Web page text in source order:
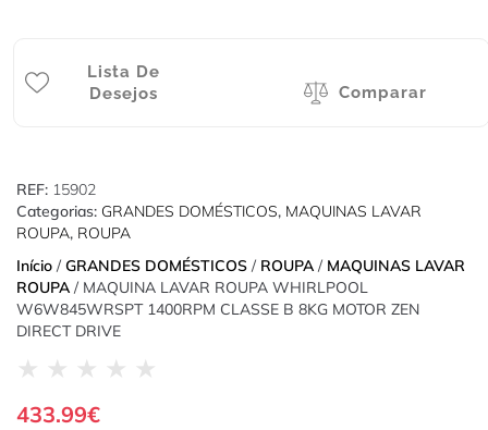
Lista De
Desejos
Comparar
REF: 15902
Categorias: GRANDES DOMÉSTICOS, MAQUINAS LAVAR
ROUPA, ROUPA
Início / GRANDES DOMÉSTICOS / ROUPA / MAQUINAS LAVAR
ROUPA / MAQUINA LAVAR ROUPA WHIRLPOOL
W6W845WRSPT 1400RPM CLASSE B 8KG MOTOR ZEN
DIRECT DRIVE
★ ★ ★ ★ ★
433.99€